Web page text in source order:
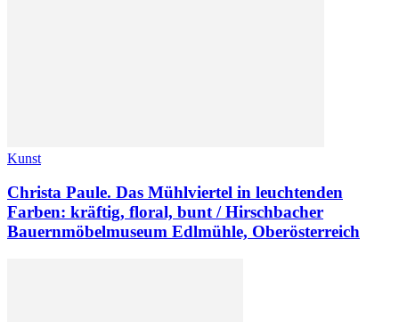
Kunst
Christa Paule. Das Mühlviertel in leuchtenden
Farben: kräftig, floral, bunt / Hirschbacher
Bauernmöbelmuseum Edlmühle, Oberösterreich